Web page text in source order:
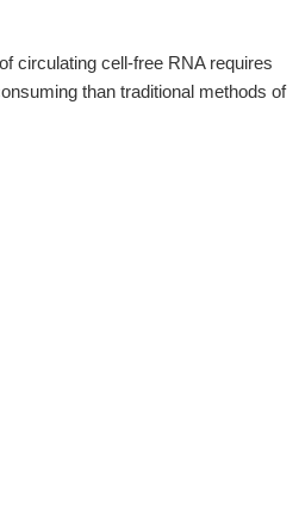
circulating cell-free RNA requires
than traditional methods of